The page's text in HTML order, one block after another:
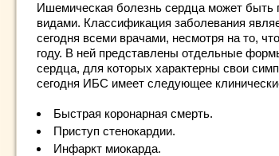
Ишемическая болезнь сердца может быть
видами. Классификация заболевания
сегодня всеми врачами, несмотря на то,
году. В ней представлены отдельные
сердца, для которых характерны свои
сегодня ИБС имеет следующее
Быстрая коронарная смерть.
Приступ стенокардии.
Инфаркт миокарда.